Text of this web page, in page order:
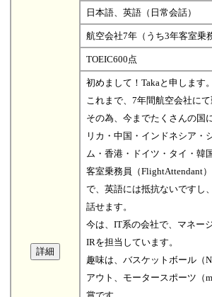
日本語、英語（日常会話）
航空会社7年（うち3年客室乗
TOEIC600点
初めまして！Takaと申します。
これまで、7年間航空会社にて
その為、今までたくさんの国
リカ・中国・インドネシア・
ム・香港・ドイツ・タイ・韓
客室乗務員（FlightAttendant
で、英語には抵抗ないですし
話せます。
今は、IT系の会社で、マネー
IRを担当しています。
趣味は、バスケットボール（
アウト、モータースポーツ（